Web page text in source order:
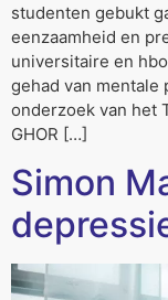
studenten gebukt
eenzaamheid en
universitaire en
gehad van
onderzoek van het
GHOR […]
Simon